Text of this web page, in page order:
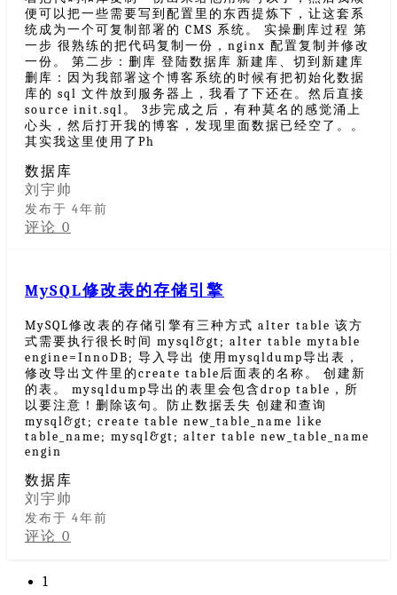
便可以把一些需要写到配置里的东西提炼下，让这套系
统成为一个可复制部署的 CMS 系统。 实操删库过程 第
一步 很熟练的把代码复制一份，nginx 配置复制并修改
一份。 第二步：删库 登陆数据库 新建库、切到新建库
删库：因为我部署这个博客系统的时候有把初始化数据
库的 sql 文件放到服务器上，我看了下还在。然后直接
source init.sql。 3步完成之后，有种莫名的感觉涌上
心头，然后打开我的博客，发现里面数据已经空了。。
其实我这里使用了Ph
数据库
刘宇帅
发布于 4年前
评论 0
MySQL修改表的存储引擎
MySQL修改表的存储引擎有三种方式 alter table 该方
式需要执行很长时间 mysql&gt; alter table mytable
engine=InnoDB; 导入导出 使用mysqldump导出表，
修改导出文件里的create table后面表的名称。 创建新
的表。 mysqldump导出的表里会包含drop table，所
以要注意！删除该句。防止数据丢失 创建和查询
mysql&gt; create table new_table_name like
table_name; mysql&gt; alter table new_table_name
engin
数据库
刘宇帅
发布于 4年前
评论 0
1